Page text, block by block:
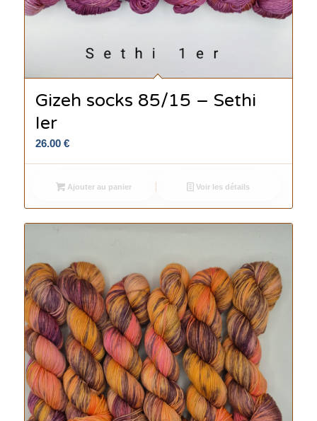
Gizeh socks 85/15 – Sethi
Ier
26.00 €
Ajouter au panier Voir les détails